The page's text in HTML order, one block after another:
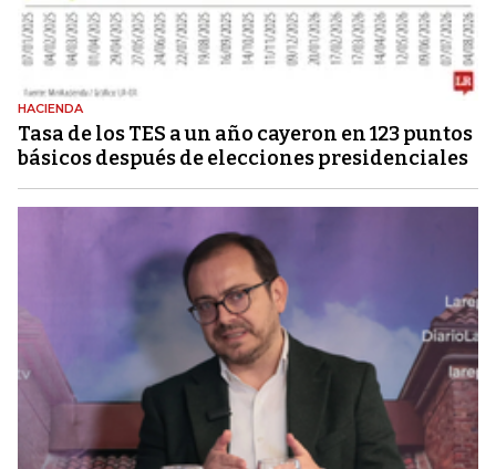
HACIENDA
Tasa de los TES a un año cayeron en 123 puntos
básicos después de elecciones presidenciales